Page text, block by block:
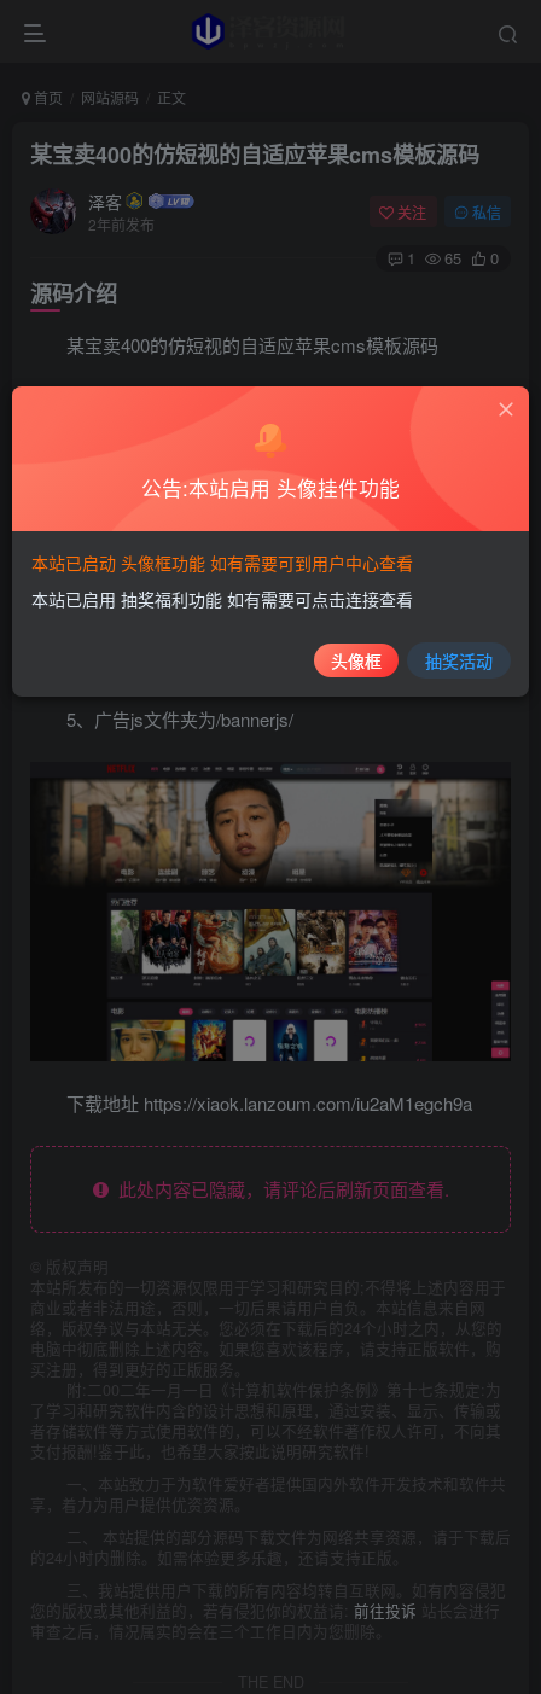
首页 网站源码 正文
某宝卖400的仿短视的自适应苹果cms模板源码
泽客
2年前发布
关注 私信
1 65 0
源码介绍
某宝卖400的仿短视的自适应苹果cms模板源码
2、进入苹果的管理后台，进入 系统——网站参数配置
——网站模板，在下拉列表中选择本模板，保存设置
3、点击苹果管理后台右上角的 操作——清空缓存
5、广告js文件夹为/bannerjs/
下载地址 https://xiaok.lanzoum.com/iu2aM1egch9a
此处内容已隐藏，请评论后刷新页面查看.
版权声明
本站所发布的一切资源仅限用于学习和研究目的;不得将上述内容用于
商业或者非法用途，否则，一切后果请用户自负。本站信息来自网
络，版权争议与本站无关。您必须在下载后的24个小时之内，从您的
电脑中彻底删除上述内容。如果您喜欢该程序，请支持正版软件，购
买注册，得到更好的正版服务。
附:二00二年一月一日《计算机软件保护条例》第十七条规定:为
了学习和研究软件内含的设计思想和原理，通过安装、显示、传输或
者存储软件等方式使用软件的，可以不经软件著作权人许可，不向其
支付报酬!鉴于此，也希望大家按此说明研究软件!
一、本站致力于为软件爱好者提供国内外软件开发技术和软件共
享，着力为用户提供优资资源。
二、 本站提供的部分源码下载文件为网络共享资源，请于下载后
的24小时内删除。如需体验更多乐趣，还请支持正版。
三、我站提供用户下载的所有内容均转自互联网。如有内容侵犯
您的版权或其他利益的，若有侵犯你的权益请: 前往投诉 站长会进行
审查之后，情况属实的会在三个工作日内为您删除。
THE END
公告:本站启用 头像挂件功能
本站已启动 头像框功能 如有需要可到用户中心查看
本站已启用 抽奖福利功能 如有需要可点击连接查看
头像框 抽奖活动